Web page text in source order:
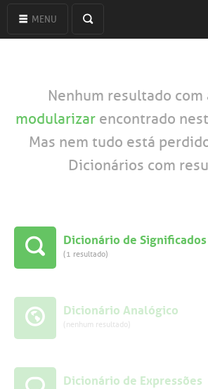
MENU
Nenhum resultado com
modularizar encontrado
Mas nem tudo está
Dicionários com
Dicionário de Significados
(1 resultado)
Dicionário Analógico
(nenhum resultado)
Dicionário de Expressões